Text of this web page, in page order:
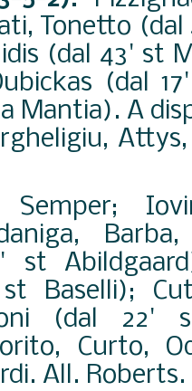
Tonetto
(dal 43' st
(dal
Mantia). A
Semper;
st
Baselli);
(dal 22'
Curto,
All. Roberts.